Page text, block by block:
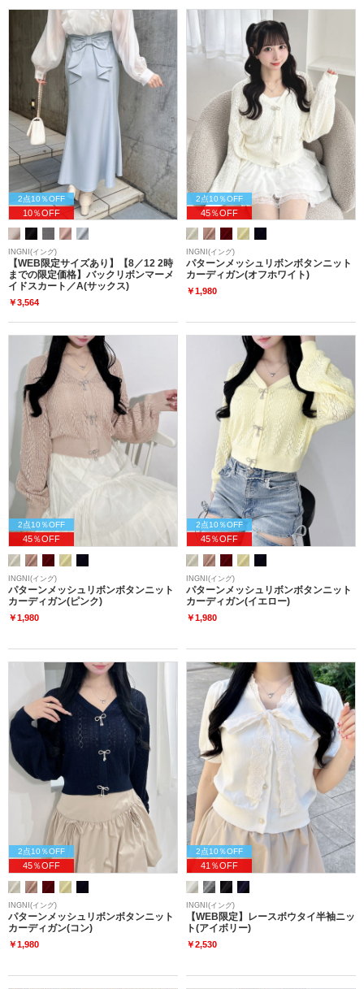
2点10％OFF
10％OFF
INGNI(イング)
【WEB限定サイズあり】【8／12 2時
までの限定価格】バックリボンマーメ
イドスカート／A(サックス)
￥3,564
2点10％OFF
45％OFF
INGNI(イング)
パターンメッシュリボンボタンニット
カーディガン(オフホワイト)
￥1,980
2点10％OFF
45％OFF
INGNI(イング)
パターンメッシュリボンボタンニット
カーディガン(ピンク)
￥1,980
2点10％OFF
45％OFF
INGNI(イング)
パターンメッシュリボンボタンニット
カーディガン(イエロー)
￥1,980
2点10％OFF
45％OFF
INGNI(イング)
パターンメッシュリボンボタンニット
カーディガン(コン)
￥1,980
2点10％OFF
41％OFF
INGNI(イング)
【WEB限定】レースボウタイ半袖ニッ
ト(アイボリー)
￥2,530